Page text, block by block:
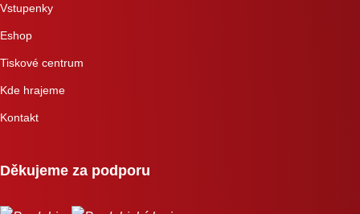
Vstupenky
Eshop
Tiskové centrum
Kde hrajeme
Kontakt
Děkujeme za podporu